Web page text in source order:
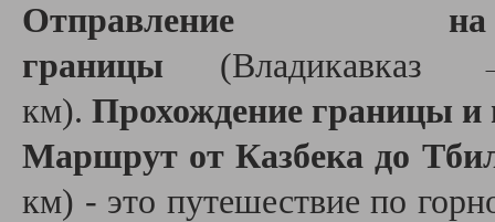
Отправление на
границы
км). Прохождение границы и
Маршрут от Казбека до
км) - это путешествие по